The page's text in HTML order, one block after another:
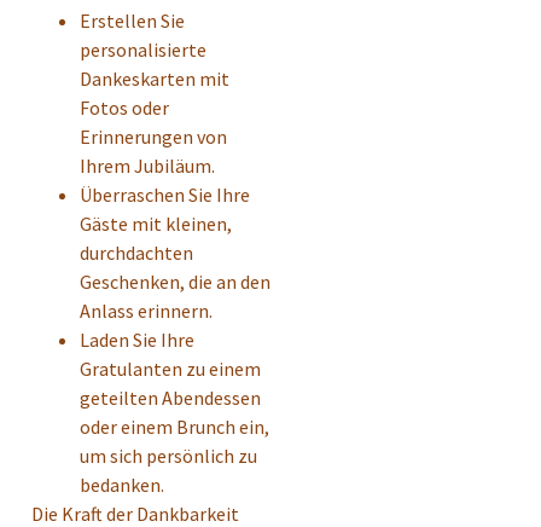
Erstellen Sie
personalisierte
Dankeskarten mit
Fotos oder
Erinnerungen von
Ihrem Jubiläum.
Überraschen Sie Ihre
Gäste mit kleinen,
durchdachten
Geschenken, die an den
Anlass erinnern.
Laden Sie Ihre
Gratulanten zu einem
geteilten Abendessen
oder einem Brunch ein,
um sich persönlich zu
bedanken.
Die Kraft der Dankbarkeit